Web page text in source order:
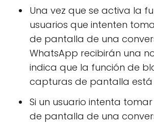
Una vez que se activa la
usuarios que intenten
de pantalla de una
WhatsApp recibirán una
indica que la función de
capturas de pantalla
Si un usuario intenta
de pantalla de una